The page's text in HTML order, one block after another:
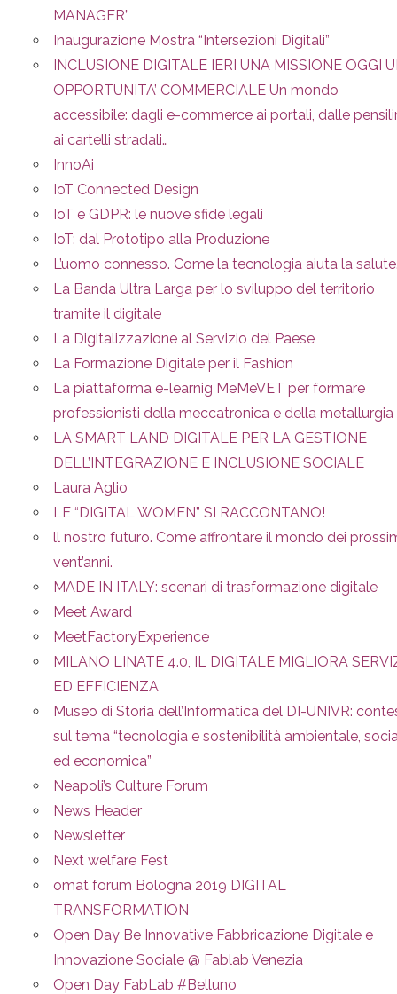
MANAGER”
Inaugurazione Mostra “Intersezioni Digitali”
INCLUSIONE DIGITALE IERI UNA MISSIONE OGGI
OPPORTUNITA’ COMMERCIALE Un mondo
accessibile: dagli e-commerce ai portali, dalle
ai cartelli stradali…
InnoAi
IoT Connected Design
IoT e GDPR: le nuove sfide legali
IoT: dal Prototipo alla Produzione
L’uomo connesso. Come la tecnologia aiuta la
La Banda Ultra Larga per lo sviluppo del territorio
tramite il digitale
La Digitalizzazione al Servizio del Paese
La Formazione Digitale per il Fashion
La piattaforma e-learnig MeMeVET per formare
professionisti della meccatronica e della metallurgia
LA SMART LAND DIGITALE PER LA GESTIONE
DELL’INTEGRAZIONE E INCLUSIONE SOCIALE
Laura Aglio
LE “DIGITAL WOMEN” SI RACCONTANO!
ll nostro futuro. Come affrontare il mondo dei
vent’anni.
MADE IN ITALY: scenari di trasformazione digitale
Meet Award
MeetFactoryExperience
MILANO LINATE 4.0, IL DIGITALE MIGLIORA
ED EFFICIENZA
Museo di Storia dell’Informatica del DI-UNIVR:
sul tema “tecnologia e sostenibilità ambientale,
ed economica”
Neapoli’s Culture Forum
News Header
Newsletter
Next welfare Fest
omat forum Bologna 2019 DIGITAL
TRANSFORMATION
Open Day Be Innovative Fabbricazione Digitale e
Innovazione Sociale @ Fablab Venezia
Open Day FabLab #Belluno